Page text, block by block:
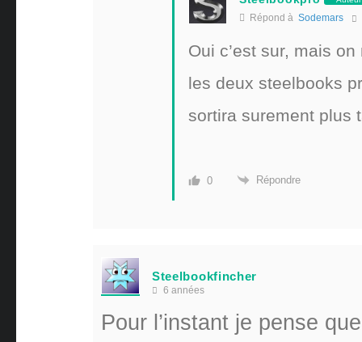
Répond à Sodemars
Oui c’est sur, mais
les deux steelbooks
sortira surement plus
0 Répondre
Steelbookfincher
6 années
Pour l’instant je pense